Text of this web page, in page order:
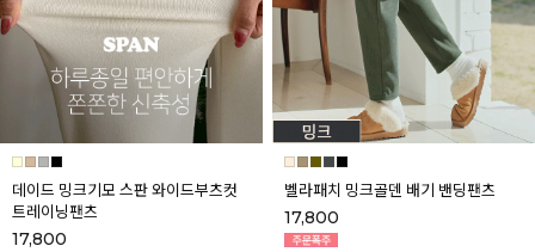
데이드 밍크기모 스판 와이드부츠컷
트레이닝팬츠
17,800
벨라패치 밍크골덴 배기 밴딩팬츠
17,800